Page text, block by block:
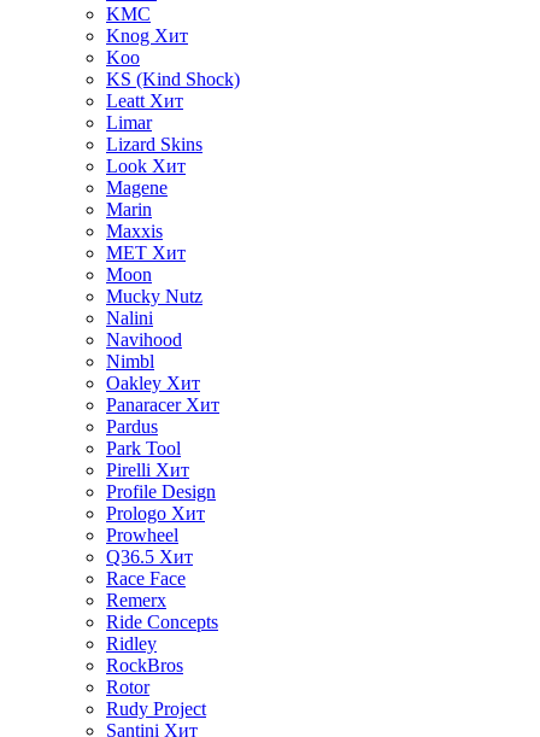
KMC
Knog Хит
Koo
KS (Kind Shock)
Leatt Хит
Limar
Lizard Skins
Look Хит
Magene
Marin
Maxxis
MET Хит
Moon
Mucky Nutz
Nalini
Navihood
Nimbl
Oakley Хит
Panaracer Хит
Pardus
Park Tool
Pirelli Хит
Profile Design
Prologo Хит
Prowheel
Q36.5 Хит
Race Face
Remerx
Ride Concepts
Ridley
RockBros
Rotor
Rudy Project
Santini Хит